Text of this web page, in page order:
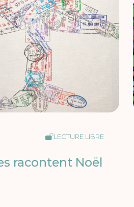
LECTURE LIBRE
racontent Noël